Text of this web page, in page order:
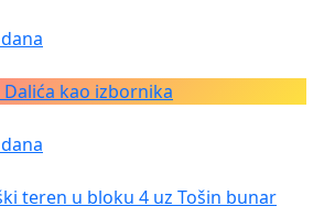
kao izbornika
teren u bloku 4 uz Tošin bunar